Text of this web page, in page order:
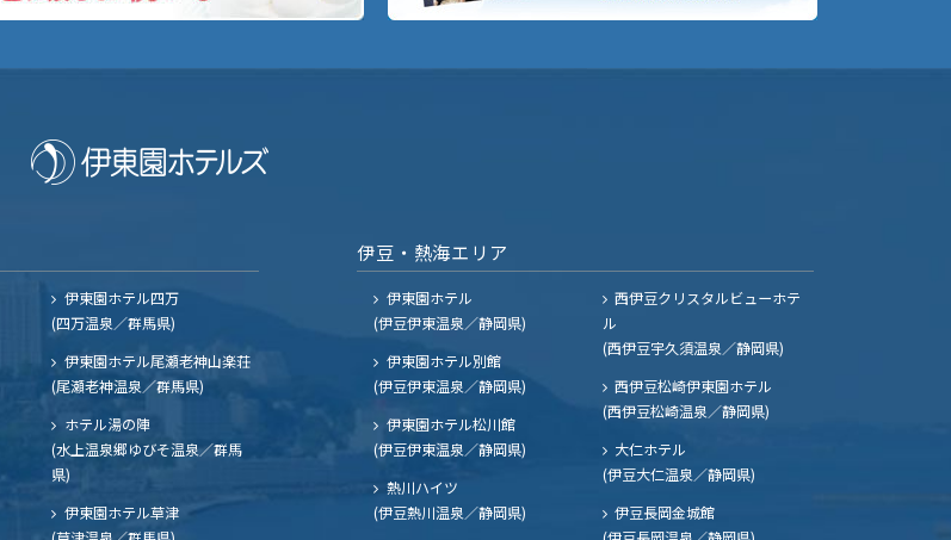
伊東園ホテル四万
(四万温泉／群馬県)
伊東園ホテル尾瀬老神山楽荘
(尾瀬老神温泉／群馬県)
ホテル湯の陣
(水上温泉郷ゆびそ温泉／群馬
県)
伊東園ホテル草津
伊豆・熱海エリア
伊東園ホテル
(伊豆伊東温泉／静岡県)
伊東園ホテル別館
(伊豆伊東温泉／静岡県)
伊東園ホテル松川館
(伊豆伊東温泉／静岡県)
熱川ハイツ
(伊豆熱川温泉／静岡県)
西伊豆クリスタルビューホテ
ル
(西伊豆宇久須温泉／静岡県)
西伊豆松崎伊東園ホテル
(西伊豆松崎温泉／静岡県)
大仁ホテル
(伊豆大仁温泉／静岡県)
伊豆長岡金城館